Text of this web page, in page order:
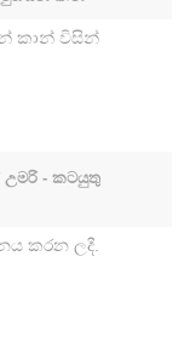
කාන් විසින්
උමරි - කටයුතු
කරන ලදී.